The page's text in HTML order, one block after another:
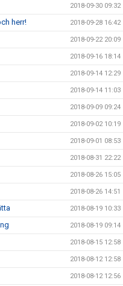
2018-09-30 09:32
herr! 2018-09-28 16:42
2018-09-22 20:09
2018-09-16 18:14
2018-09-14 12:29
2018-09-14 11:03
2018-09-09 09:24
2018-09-02 10:19
2018-09-01 08:53
2018-08-31 22:22
2018-08-26 15:05
2018-08-26 14:51
2018-08-19 10:33
2018-08-19 09:14
2018-08-15 12:58
2018-08-12 12:58
2018-08-12 12:56